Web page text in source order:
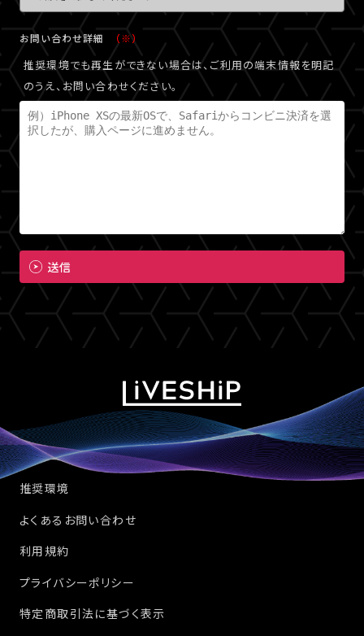
お問い合わせ詳細 （※）
推奨環境でも再生ができない場合は、ご利用の端末情報を明記
のうえ、お問い合わせください。
送信
推奨環境
よくあるお問い合わせ
利用規約
プライバシーポリシー
特定商取引法に基づく表示